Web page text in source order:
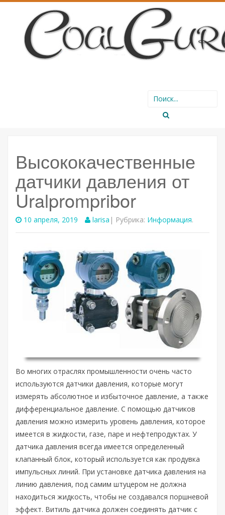
Search
for:
Высококачественные
датчики давления от
Uralprompribor
10 апреля, 2019 larisa | Рубрика: Информация.
Во многих отраслях промышленности очень часто
используются датчики давления, которые могут
измерять абсолютное и избыточное давление, а также
дифференциальное давление. С помощью датчиков
давления можно измерить уровень давления, которое
имеется в жидкости, газе, паре и нефтепродуктах. У
датчика давления всегда имеется определенный
клапанный блок, который используется как продувка
импульсных линий. При установке датчика давления на
линию давления, под самим штуцером не должна
находиться жидкость, чтобы не создавался поршневой
эффект. Витиль датчика должен соединять датчик с